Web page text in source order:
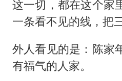
这一切，都在这个家
一条看不见的线，把
外人看见的是：陈家
有福气的人家。